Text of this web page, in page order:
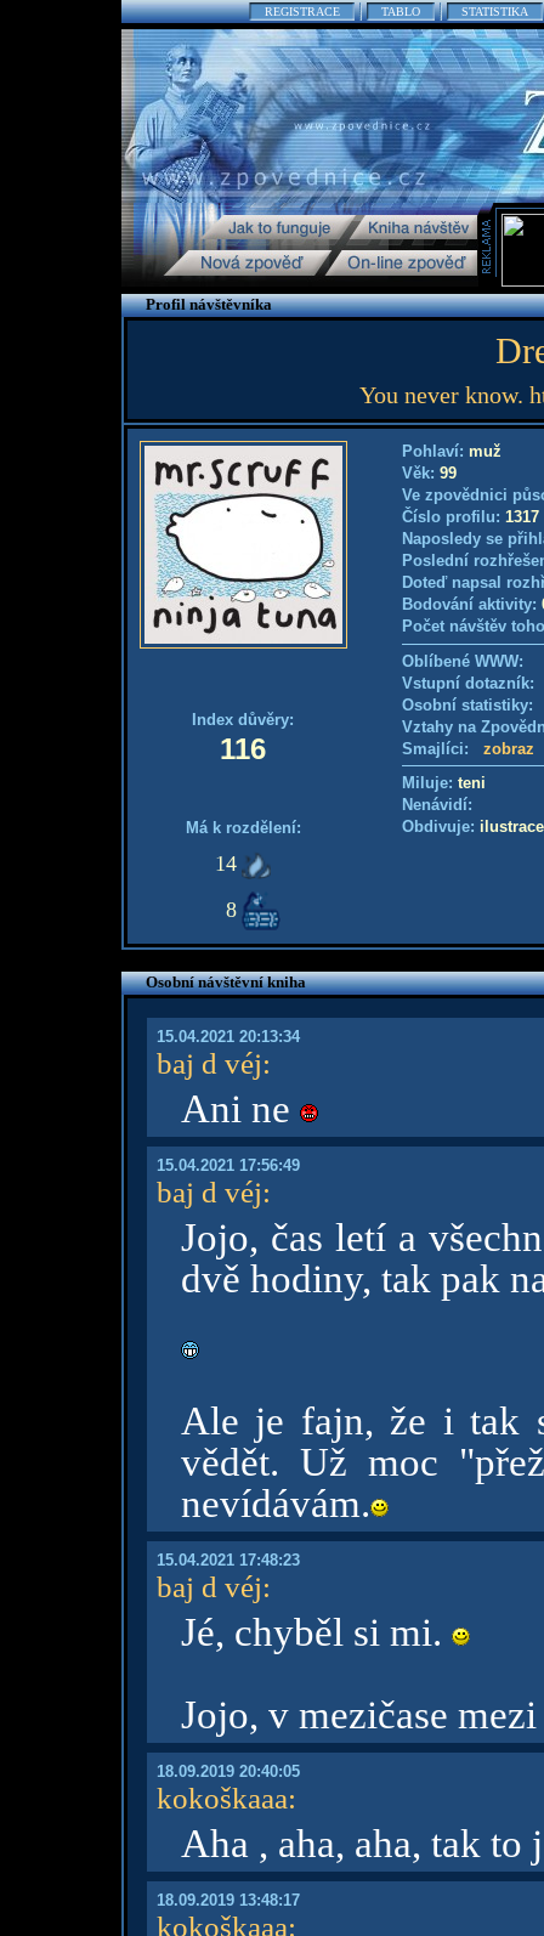
REGISTRACE TABLO STATISTIKA
Profil návštěvníka
You never know.
Index důvěry:
116
Má k rozdělení:
14
8
Pohlaví: muž
Věk: 99
Ve zpovědnici
Číslo profilu: 1317
Naposledy se
Poslední
Doteď napsal
Bodování aktivity:
Počet návštěv
Oblíbené WWW:
Vstupní
Osobní
Vztahy na
Smajlíci: zobraz
Miluje: teni
Nenávidí:
Obdivuje: ilustrace
Osobní návštěvní kniha
15.04.2021 20:13:34
baj d véj:
Ani ne
15.04.2021 17:56:49
baj d véj:
Jojo, čas letí a
dvě hodiny, tak pak
Ale je fajn, že i tak
vědět. Už moc
nevídávám.
15.04.2021 17:48:23
baj d véj:
Jé, chyběl si mi.
Jojo, v mezičase
18.09.2019 20:40:05
kokoškaaa:
Aha , aha, aha, tak
18.09.2019 13:48:17
kokoškaaa: